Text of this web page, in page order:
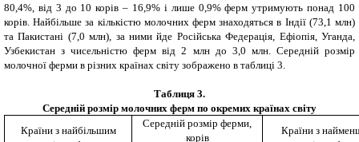
80,4%, від 3 до 10 корів – 16,9% і лише 0,9% ферм утримують понад 100
корів. Найбільше за кількістю молочних ферм знаходяться в Індії (73,1 млн)
та Пакистані (7,0 млн), за ними йде Російська Федерація, Ефіопія, Уганда,
Узбекистан з чисельністю ферм від 2 млн до 3,0 млн. Середній розмір
молочної ферми в різних країнах світу зображено в таблиці 3.
Таблиця 3.
Середній розмір молочних ферм по окремих країнах світу
Країни з найбільшим
Середній розмір ферми,
корів
Країни з